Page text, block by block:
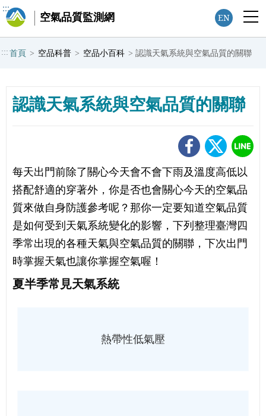
空氣品質監測網
:::
EN
::: 首頁 > 空品科普 > 空品小百科 > 認識天氣系統與空氣品質的關聯
認識天氣系統與空氣品質的關聯
每天出門前除了關心今天會不會下雨及溫度高低以
搭配舒適的穿著外，你是否也會關心今天的空氣品
質來做自身防護參考呢？那你一定要知道空氣品質
是如何受到天氣系統變化的影響，下列整理臺灣四
季常出現的各種天氣與空氣品質的關聯，下次出門
時掌握天氣也讓你掌握空氣喔！
夏半季常見天氣系統
熱帶性低氣壓